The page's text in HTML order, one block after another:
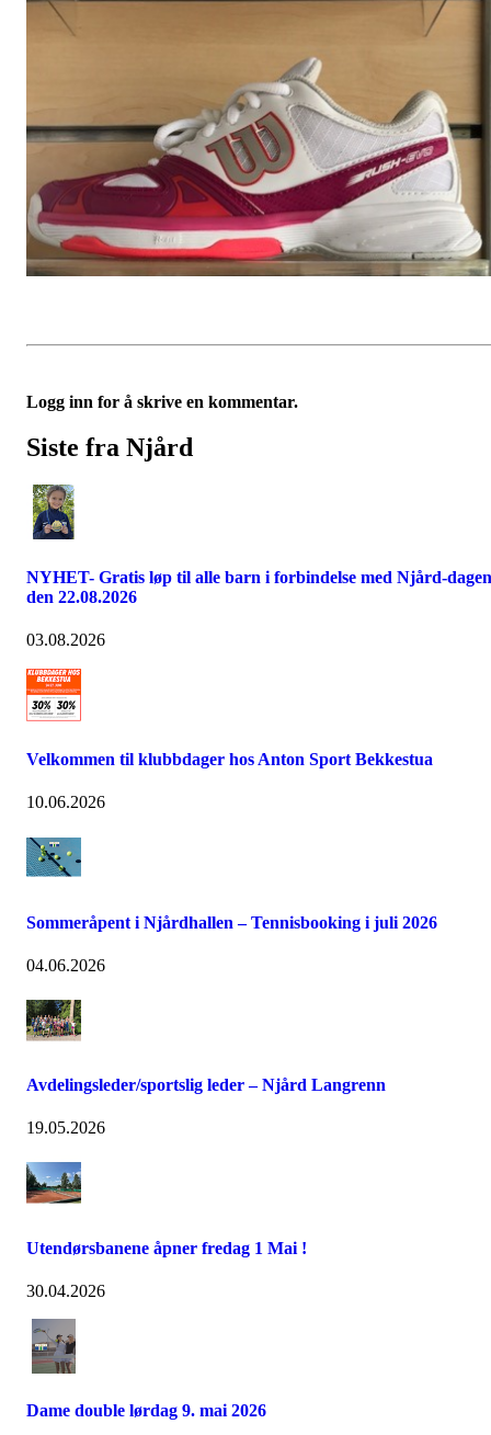
Logg inn for å skrive en kommentar.
Siste fra Njård
NYHET- Gratis løp til alle barn i forbindelse med Njård-dagen
den 22.08.2026
03.08.2026
Velkommen til klubbdager hos Anton Sport Bekkestua
10.06.2026
Sommeråpent i Njårdhallen – Tennisbooking i juli 2026
04.06.2026
Avdelingsleder/sportslig leder – Njård Langrenn
19.05.2026
Utendørsbanene åpner fredag 1 Mai !
30.04.2026
Dame double lørdag 9. mai 2026